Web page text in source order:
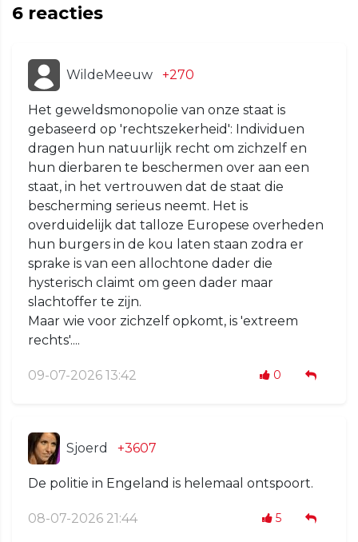
6 reacties
WildeMeeuw +270
Het geweldsmonopolie van onze staat is
gebaseerd op 'rechtszekerheid': Individuen
dragen hun natuurlijk recht om zichzelf en
hun dierbaren te beschermen over aan een
staat, in het vertrouwen dat de staat die
bescherming serieus neemt. Het is
overduidelijk dat talloze Europese overheden
hun burgers in de kou laten staan zodra er
sprake is van een allochtone dader die
hysterisch claimt om geen dader maar
slachtoffer te zijn.
Maar wie voor zichzelf opkomt, is 'extreem
rechts'....
09-07-2026 13:42 0
Sjoerd +3607
De politie in Engeland is helemaal ontspoort.
08-07-2026 21:44 5